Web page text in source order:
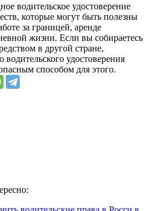
водительское удостоверение
которые могут быть полезны
за границей, аренде
жизни. Если вы собираетесь
в другой стране,
удостоверения
способом для этого.